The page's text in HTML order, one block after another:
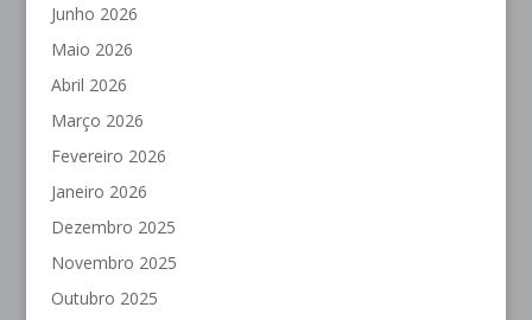
Junho 2026
Maio 2026
Abril 2026
Março 2026
Fevereiro 2026
Janeiro 2026
Dezembro 2025
Novembro 2025
Outubro 2025